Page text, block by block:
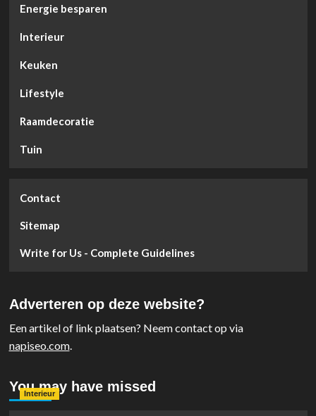
Energie besparen
Interieur
Keuken
Lifestyle
Raamdecoratie
Tuin
Contact
Sitemap
Write for Us - Complete Guidelines
Adverteren op deze website?
Een artikel of link plaatsen? Neem contact op via
napiseo.com.
You may have missed
Interieur